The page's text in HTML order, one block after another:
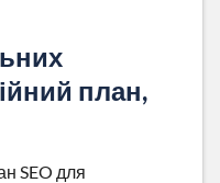
план,
SEO для